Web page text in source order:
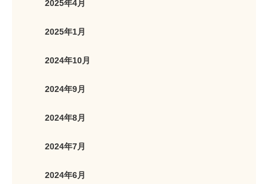
2025年4月
2025年1月
2024年10月
2024年9月
2024年8月
2024年7月
2024年6月